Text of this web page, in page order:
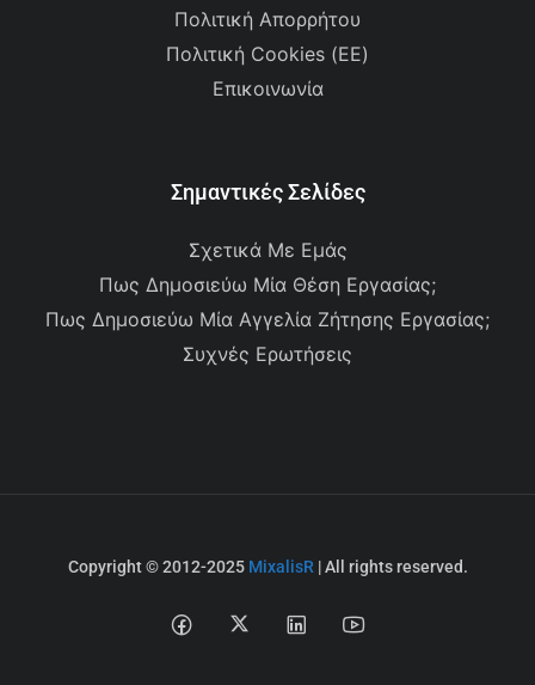
Πολιτική Απορρήτου
Πολιτική Cookies (ΕΕ)
Επικοινωνία
Σημαντικές Σελίδες
Σχετικά Με Εμάς
Πως Δημοσιεύω Μία Θέση Εργασίας;
Πως Δημοσιεύω Μία Αγγελία Ζήτησης Εργασίας;
Συχνές Ερωτήσεις
Copyright © 2012-2025 MixalisR | All rights reserved.